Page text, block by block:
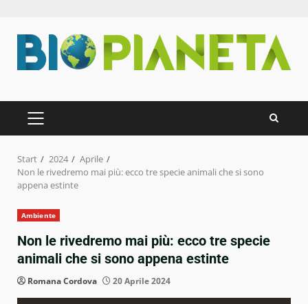
Inhalt
springen
PRIMÄRES
MENÜ
Start 2024
Aprile
Non le rivedremo mai più: ecco tre specie animali che si sono
appena estinte
Ambiente
Non le rivedremo mai più: ecco tre specie
animali che si sono appena estinte
Romana Cordova 20 Aprile 2024